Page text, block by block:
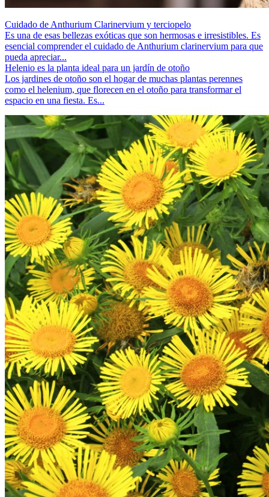
Cuidado de Anthurium Clarinervium y terciopelo
Es una de esas bellezas exóticas que son hermosas e irresistibles. Es
esencial comprender el cuidado de Anthurium clarinervium para que
pueda apreciar...
Helenio es la planta ideal para un jardín de otoño
Los jardines de otoño son el hogar de muchas plantas perennes
como el helenium, que florecen en el otoño para transformar el
espacio en una fiesta. Es...